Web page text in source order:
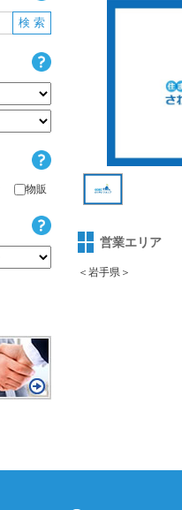
営業エリア
＜岩手県＞
物販